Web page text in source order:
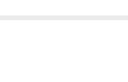
و فوق العاده شیک، زیبا و سبک.
عرض 16سانتی متر.